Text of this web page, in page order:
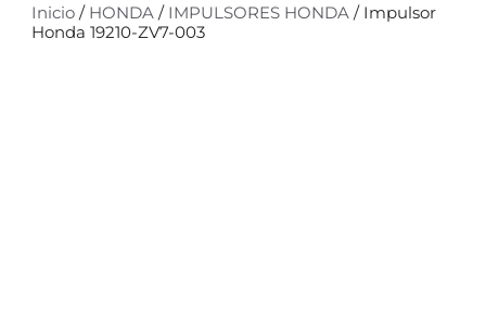
Inicio / HONDA / IMPULSORES HONDA / Impulsor
Honda 19210-ZV7-003